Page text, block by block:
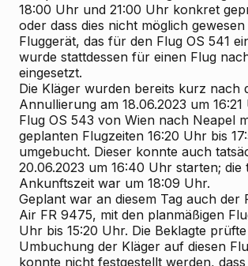
18:00 Uhr und 21:00 Uhr konkret
oder dass dies nicht möglich
Fluggerät, das für den Flug OS 541
wurde stattdessen für einen Flug
eingesetzt.
Die Kläger wurden bereits kurz nach
Annullierung am 18.06.2023 um
Flug OS 543 von Wien nach Neapel
geplanten Flugzeiten 16:20 Uhr bis
umgebucht. Dieser konnte auch
20.06.2023 um 16:40 Uhr starten; die
Ankunftszeit war um 18:09 Uhr.
Geplant war an diesem Tag auch der
Air FR 9475, mit den planmäßigen
Uhr bis 15:20 Uhr. Die Beklagte
Umbuchung der Kläger auf diesen
konnte nicht festgestellt werden,